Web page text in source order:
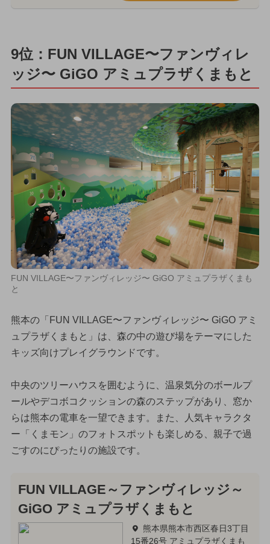
9位：FUN VILLAGE〜ファンヴィレ
ッジ〜 GiGO アミュプラザくまもと
FUN VILLAGE〜ファンヴィレッジ〜 GiGO アミュプラザくまも
と
熊本の「FUN VILLAGE〜ファンヴィレッジ〜 GiGO アミ
ュプラザくまもと」は、森の中の遊び場をテーマにした
キッズ向けプレイグラウンドです。
中央のツリーハウスを囲むように、温泉気分のボールプ
ールやデコボコクッションの森のステップがあり、窓か
らは熊本の電車を一望できます。また、人気キャラクタ
ー「くまモン」のフォトスポットも楽しめる、親子で過
ごすのにぴったりの施設です。
FUN VILLAGE～ファンヴィレッジ～
GiGO アミュプラザくまもと
熊本県熊本市西区春日3丁目
15番26号 アミュプラザくまも